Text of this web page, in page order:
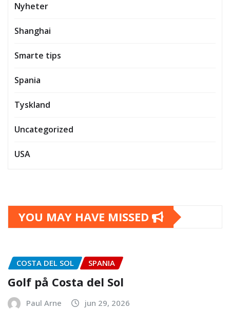
Nyheter
Shanghai
Smarte tips
Spania
Tyskland
Uncategorized
USA
YOU MAY HAVE MISSED
COSTA DEL SOL SPANIA
Golf på Costa del Sol
Paul Arne jun 29, 2026